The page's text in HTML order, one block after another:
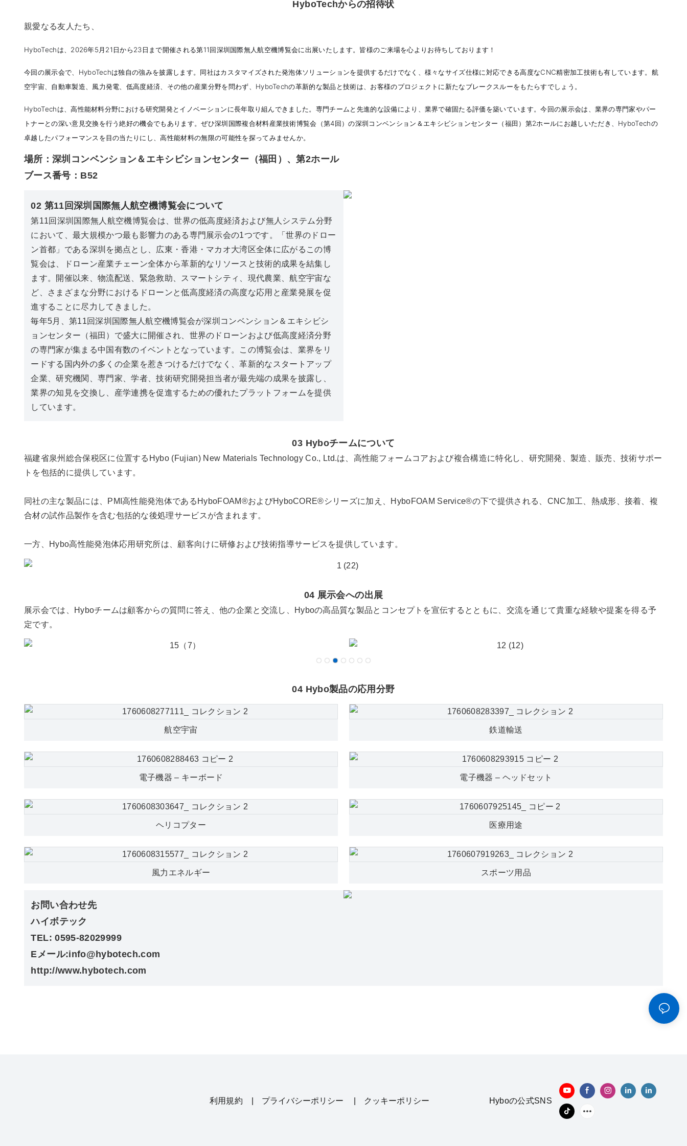
HyboTechからの招待状
親愛なる友人たち、
HyboTechは、2026年5月21日から23日まで開催される第11回深圳国際無人航空機博覧会に出展いたします。皆様のご来場を心よりお待ちしております！
今回の展示会で、HyboTechは独自の強みを披露します。同社はカスタマイズされた発泡体ソリューションを提供するだけでなく、様々なサイズ仕様に対応できる高度なCNC精密加工技術も有しています。航
空宇宙、自動車製造、風力発電、低高度経済、その他の産業分野を問わず、HyboTechの革新的な製品と技術は、お客様のプロジェクトに新たなブレークスルーをもたらすでしょう。
HyboTechは、高性能材料分野における研究開発とイノベーションに長年取り組んできました。専門チームと先進的な設備により、業界で確固たる評価を築いています。今回の展示会は、業界の専門家やパー
トナーとの深い意見交換を行う絶好の機会でもあります。ぜひ深圳国際複合材料産業技術博覧会（第4回）の深圳コンベンション＆エキシビションセンター（福田）第2ホールにお越しいただき、HyboTechの
卓越したパフォーマンスを目の当たりにし、高性能材料の無限の可能性を探ってみませんか。
場所：深圳コンベンション＆エキシビションセンター（福田）、第2ホール
ブース番号：B52
02 第11回深圳国際無人航空機博覧会について
第11回深圳国際無人航空機博覧会は、世界の低高度経済および無人システム分野
において、最大規模かつ最も影響力のある専門展示会の1つです。「世界のドロー
ン首都」である深圳を拠点とし、広東・香港・マカオ大湾区全体に広がるこの博
覧会は、ドローン産業チェーン全体から革新的なリソースと技術的成果を結集し
ます。開催以来、物流配送、緊急救助、スマートシティ、現代農業、航空宇宙な
ど、さまざまな分野におけるドローンと低高度経済の高度な応用と産業発展を促
進することに尽力してきました。
毎年5月、第11回深圳国際無人航空機博覧会が深圳コンベンション＆エキシビシ
ョンセンター（福田）で盛大に開催され、世界のドローンおよび低高度経済分野
の専門家が集まる中国有数のイベントとなっています。この博覧会は、業界をリ
ードする国内外の多くの企業を惹きつけるだけでなく、革新的なスタートアップ
企業、研究機関、専門家、学者、技術研究開発担当者が最先端の成果を披露し、
業界の知見を交換し、産学連携を促進するための優れたプラットフォームを提供
しています。
03 Hyboチームについて
福建省泉州総合保税区に位置するHybo (Fujian) New Materials Technology Co., Ltd.は、高性能フォームコアおよび複合構造に特化し、研究開発、製造、販売、技術サポー
トを包括的に提供しています。
同社の主な製品には、PMI高性能発泡体であるHyboFOAM®およびHyboCORE®シリーズに加え、HyboFOAM Service®の下で提供される、CNC加工、熱成形、接着、複
合材の試作品製作を含む包括的な後処理サービスが含まれます。
一方、Hybo高性能発泡体応用研究所は、顧客向けに研修および技術指導サービスを提供しています。
04 展示会への出展
展示会では、Hyboチームは顧客からの質問に答え、他の企業と交流し、Hyboの高品質な製品とコンセプトを宣伝するとともに、交流を通じて貴重な経験や提案を得る予
定です。
04 Hybo製品の応用分野
航空宇宙 鉄道輸送
電子機器 – キーボード 電子機器 – ヘッドセット
ヘリコプター 医療用途
風力エネルギー スポーツ用品
お問い合わせ先
ハイボテック
TEL: 0595-82029999
Eメール:info@hybotech.com
http://www.hybotech.com
利用規約 プライバシーポリシー クッキーポリシー Hyboの公式SNS